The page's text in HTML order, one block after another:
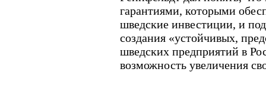
гарантиями, которыми
шведские инвестиции, и
создания «устойчивых,
шведских предприятий в
возможность увеличения